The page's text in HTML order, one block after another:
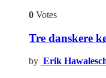
0 Votes
Tre danskere
by Erik